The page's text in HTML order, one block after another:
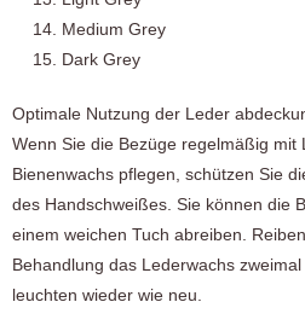
Medium Grey
Dark Grey
Optimale Nutzung der Leder
Wenn Sie die Bezüge regelmäßig mit
Bienenwachs pflegen, schützen Sie
des Handschweißes. Sie können die
einem weichen Tuch abreiben.
Behandlung das Lederwachs
leuchten wieder wie neu.